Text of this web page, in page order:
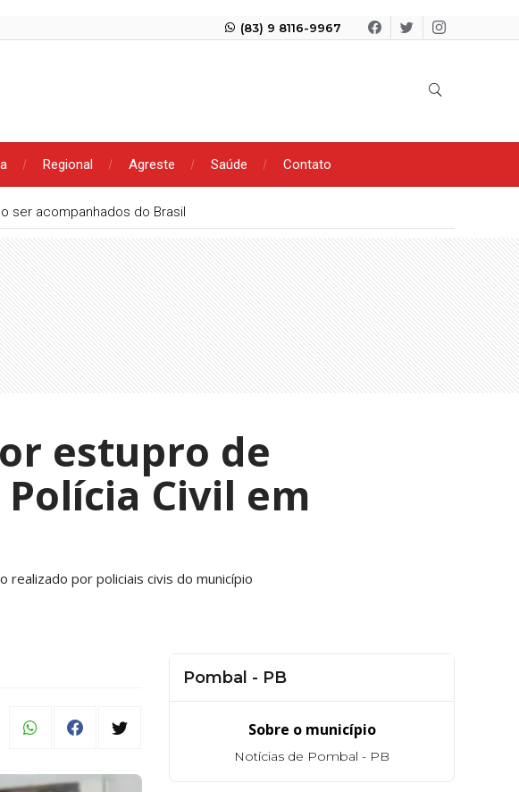
(83) 9 8116-9967
Regional Agreste Saúde Contato
ser acompanhados do Brasil
estupro de
Civil em
por policiais civis do município
Pombal - PB
Sobre o município
Notícias de Pombal - PB